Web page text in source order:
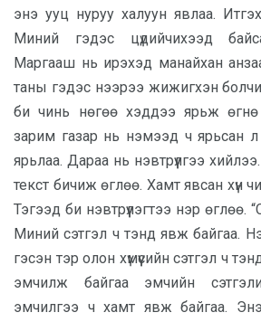
энэ ууц нуруу халуун явлаа.
Миний гэдэс цүдийчихээд
Маргааш нь ирэхэд манайхан
таны гэдэс нээрээ жижигхэн
би чинь нөгөө хэддээ ярьж өгнө
зарим газар нь нэмээд ч ярьсан
ярьлаа. Дараа нь нэвтрүүлгээ
текст бичиж өглөө. Хамт явсан хүн
Тэгээд би нэвтрүүлэгтээ нэр өглөө.
Миний сэтгэл ч тэнд явж байгаа.
гэсэн тэр олон хүмүүсийн сэтгэл ч
эмчилж байгаа эмчийн
эмчилгээ ч хамт явж байгаа. Энэ